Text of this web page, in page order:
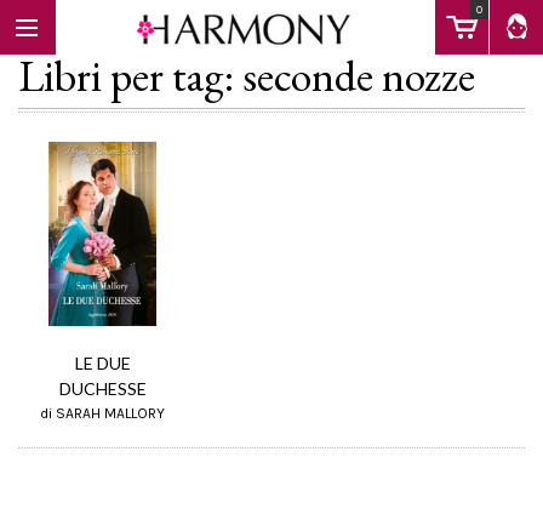
0
EBOOK
Calendario
Libri per tag: seconde nozze
LE DUE
DUCHESSE
di SARAH MALLORY